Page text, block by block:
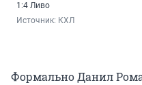
1:4 Ливо
Источник: КХЛ
Формально Данил